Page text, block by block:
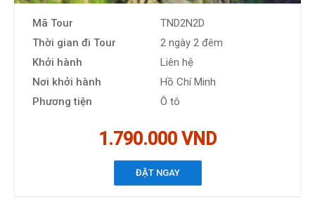
Mã Tour
TND2N2D
Thời gian đi Tour
2 ngày 2 đêm
Khởi hành
Liên hệ
Nơi khởi hành
Hồ Chí Minh
Phương tiện
Ô tô
1.790.000 VND
ĐẶT NGAY